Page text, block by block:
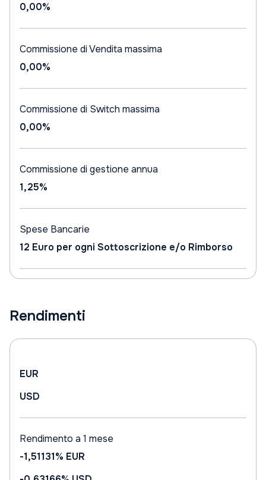
0,00%
Commissione di Vendita massima
0,00%
Commissione di Switch massima
0,00%
Commissione di gestione annua
1,25%
Spese Bancarie
12 Euro per ogni Sottoscrizione e/o Rimborso
Rendimenti
EUR
USD
Rendimento a 1 mese
-1,51131% EUR